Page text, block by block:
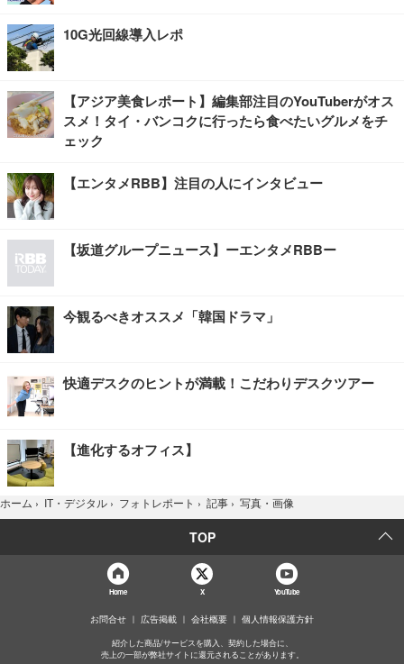
10G光回線導入レポ
【アジア美食レポート】編集部注目のYouTuberがオス
スメ！タイ・バンコクに行ったら食べたいグルメをチ
ェック
【エンタメRBB】注目の人にインタビュー
【坂道グループニュース】ーエンタメRBBー
今観るべきオススメ「韓国ドラマ」
快適デスクのヒントが満載！こだわりデスクツアー
【進化するオフィス】
ホーム › IT・デジタル › フォトレポート › 記事 › 写真・画像
TOP
Home X YouTube
お問合せ 広告掲載 会社概要 個人情報保護方針
紹介した商品/サービスを購入、契約した場合に、
売上の一部が弊社サイトに還元されることがあります。